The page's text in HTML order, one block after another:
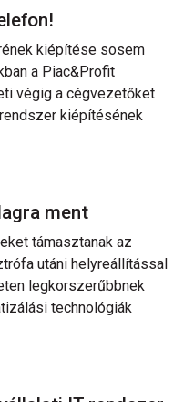
kiépítése sosem
a Piac&Profit
végig a cégvezetőket
kiépítésének
ment
támasztanak az
utáni helyreállítással
legkorszerűbbnek
technológiák